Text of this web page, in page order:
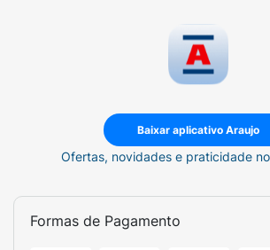
Baixar aplicativo Araujo
Ofertas, novidades e praticidade
Formas de Pagamento